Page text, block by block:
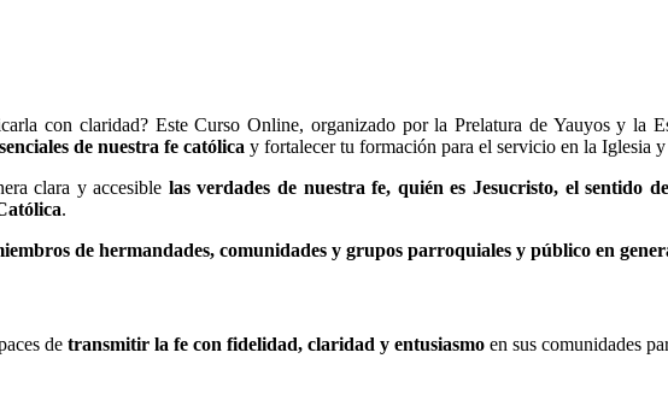
con claridad? Este Curso Online, organizado por la Prelatura de Yauyos y la
de nuestra fe católica y fortalecer tu formación para el servicio en la Iglesia
clara y accesible las verdades de nuestra fe, quién es Jesucristo, el sentido
.
de hermandades, comunidades y grupos parroquiales y público en
de transmitir la fe con fidelidad, claridad y entusiasmo en sus comunidades